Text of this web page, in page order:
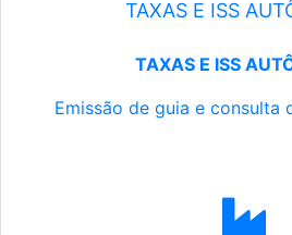
TAXAS E ISS
TAXAS E ISS
Emissão de guia e consulta